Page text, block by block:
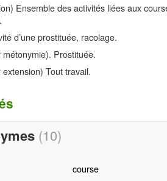
Ensemble des activités liées aux
d’une prostituée, racolage.
Prostituée.
Tout travail.
(10)
course